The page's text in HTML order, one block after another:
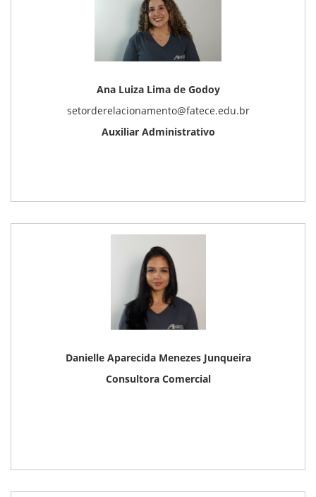
Ana Luiza Lima de Godoy
setorderelacionamento@fatece.edu.br
Auxiliar Administrativo
Danielle Aparecida Menezes Junqueira
Consultora Comercial